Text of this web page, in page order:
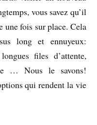
vous savez qu’il
une fois sur place. Cela
long et ennuyeux:
files d’attente,
… Nous le savons!
qui rendent la vie